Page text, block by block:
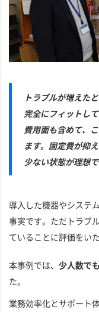
トラブルが増えた
完全にフィットし
費用面も含めて、
ます。固定費が抑
少ない状態が理想
導入した機器やシステ
事実です。ただトラブ
ていることに評価をい
本事例では、 少人数で
た。
業務効率化とサポート